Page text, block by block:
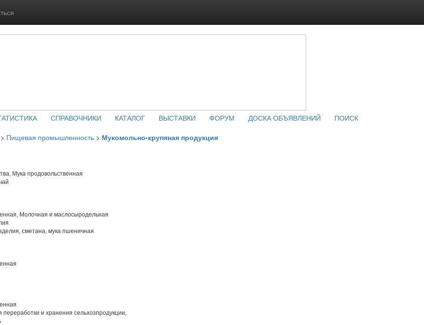
СПРАВОЧНИКИ КАТАЛОГ ВЫСТАВКИ ФОРУМ ДОСКА ОБЪЯВЛЕНИЙ
ПОИСК
> Пищевая промышленность > Мукомольно-крупяная продукция
Мука продовольственная
Молочная и маслосыродельная
сметана, мука пшеничная
переработки и хранения сельхозпродукции,